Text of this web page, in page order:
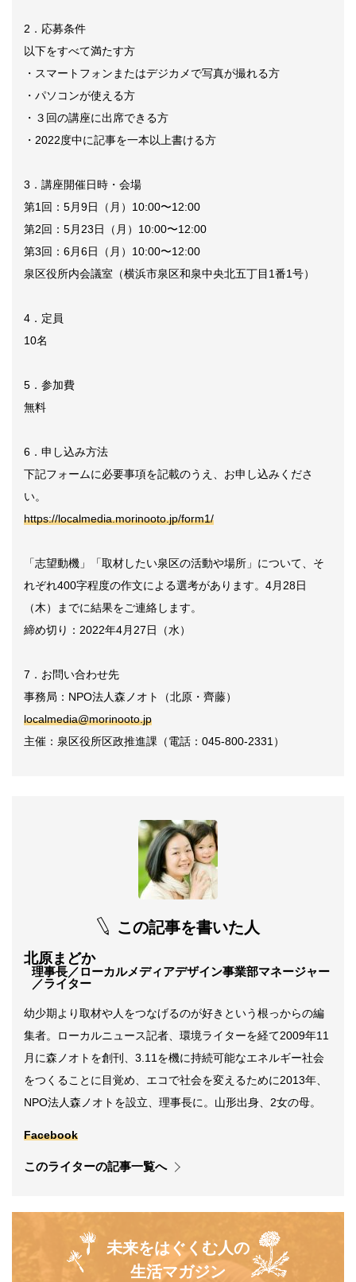
2．応募条件
以下をすべて満たす方
・スマートフォンまたはデジカメで写真が撮れる方
・パソコンが使える方
・３回の講座に出席できる方
・2022度中に記事を一本以上書ける方
3．講座開催日時・会場
第1回：5月9日（月）10:00〜12:00
第2回：5月23日（月）10:00〜12:00
第3回：6月6日（月）10:00〜12:00
泉区役所内会議室（横浜市泉区和泉中央北五丁目1番1号）
4．定員
10名
5．参加費
無料
6．申し込み方法
下記フォームに必要事項を記載のうえ、お申し込みくださ
い。
https://localmedia.morinooto.jp/form1/
「志望動機」「取材したい泉区の活動や場所」について、そ
れぞれ400字程度の作文による選考があります。4月28日
（木）までに結果をご連絡します。
締め切り：2022年4月27日（水）
7．お問い合わせ先
事務局：NPO法人森ノオト（北原・齊藤）
localmedia@morinooto.jp
主催：泉区役所区政推進課（電話：045-800-2331）
この記事を書いた人
北原まどか
理事長／ローカルメディアデザイン事業部マネージャー
／ライター
幼少期より取材や人をつなげるのが好きという根っからの編
集者。ローカルニュース記者、環境ライターを経て2009年11
月に森ノオトを創刊、3.11を機に持続可能なエネルギー社会
をつくることに目覚め、エコで社会を変えるために2013年、
NPO法人森ノオトを設立、理事長に。山形出身、2女の母。
Facebook
このライターの記事一覧へ
未来をはぐくむ人の
生活マガジン